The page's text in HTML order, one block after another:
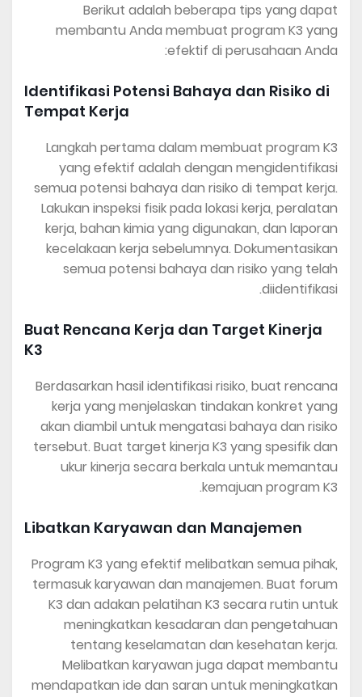
Berikut adalah beberapa tips yang dapat
membantu Anda membuat program K3 yang
efektif di perusahaan Anda:
Identifikasi Potensi Bahaya dan Risiko di
Tempat Kerja
Langkah pertama dalam membuat program K3
yang efektif adalah dengan mengidentifikasi
semua potensi bahaya dan risiko di tempat kerja.
Lakukan inspeksi fisik pada lokasi kerja, peralatan
kerja, bahan kimia yang digunakan, dan laporan
kecelakaan kerja sebelumnya. Dokumentasikan
semua potensi bahaya dan risiko yang telah
diidentifikasi.
Buat Rencana Kerja dan Target Kinerja
K3
Berdasarkan hasil identifikasi risiko, buat rencana
kerja yang menjelaskan tindakan konkret yang
akan diambil untuk mengatasi bahaya dan risiko
tersebut. Buat target kinerja K3 yang spesifik dan
ukur kinerja secara berkala untuk memantau
kemajuan program K3.
Libatkan Karyawan dan Manajemen
Program K3 yang efektif melibatkan semua pihak,
termasuk karyawan dan manajemen. Buat forum
K3 dan adakan pelatihan K3 secara rutin untuk
meningkatkan kesadaran dan pengetahuan
tentang keselamatan dan kesehatan kerja.
Melibatkan karyawan juga dapat membantu
mendapatkan ide dan saran untuk meningkatkan